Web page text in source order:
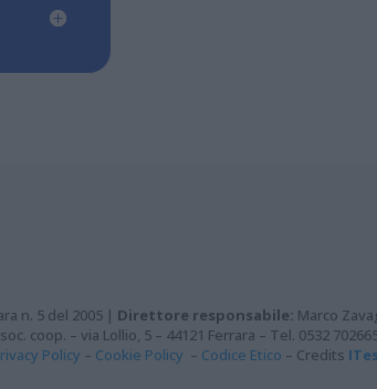
n. 5 del 2005 | Direttore responsabile: Marco
coop. – via Lollio, 5 – 44121 Ferrara – Tel. 0532
Policy – Cookie Policy – Codice Etico – Credits